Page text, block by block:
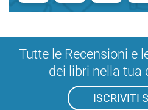
Tutte le Recensioni e
dei libri nella tua
ISCRIVITI